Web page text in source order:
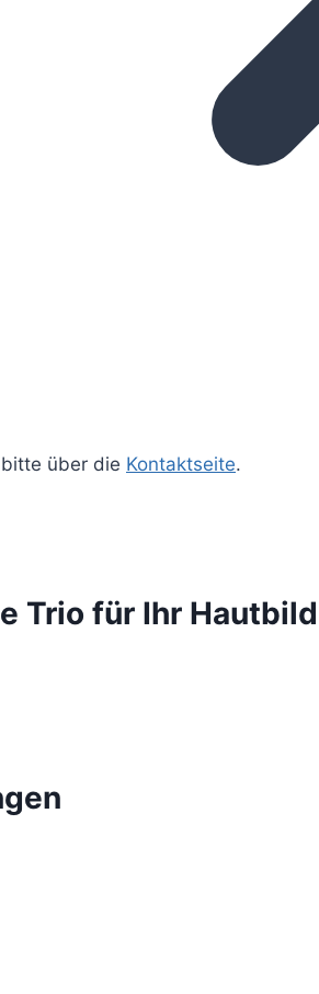
über die Kontaktseite.
Trio für Ihr